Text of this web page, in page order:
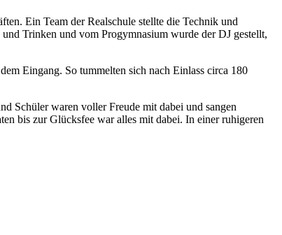
Ein Team der Realschule stellte die Technik und
Trinken und vom Progymnasium wurde der DJ gestellt,
Eingang. So tummelten sich nach Einlass circa 180
Schüler waren voller Freude mit dabei und sangen
bis zur Glücksfee war alles mit dabei. In einer ruhigeren